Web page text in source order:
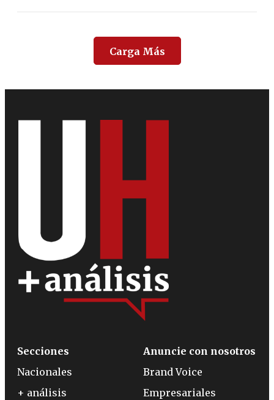
Carga Más
Secciones
Nacionales
+ análisis
Anuncie con nosotros
Brand Voice
Empresariales